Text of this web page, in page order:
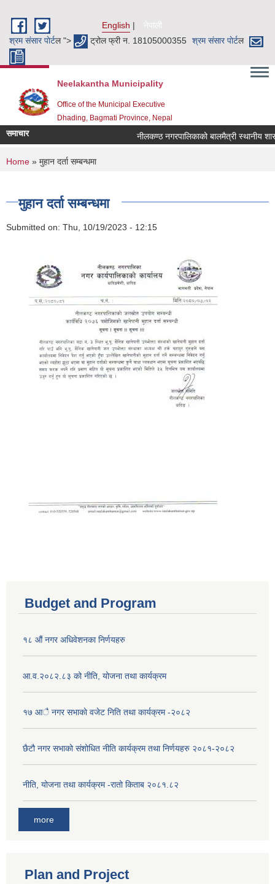
English
नेपाली
श्रम संसार पाेर्टल "> ट्रोल फ्री न. 18105000355 श्रम संसार पाेर्टल
Neelakantha Municipality
Office of the Municipal Executive
Dhading, Bagmati Province, Nepal
समाचार नीलकण्ठ नगरपालिकाको बालमैत्री स्थानीय
You are here
Home » मुहान दर्ता सम्बन्धमा
मुहान दर्ता सम्बन्धमा
Submitted on: Thu, 10/19/2023 - 12:15
Budget and Program
१८ औं नगर अधिवेशनका निर्णयहरु
आ.व.२०८२.८३ को नीति, योजना तथा कार्यक्रम
१७ आै नगर सभाकाे वजेट निति तथा कार्यक्रम -२०८२
छैटौ नगर सभाको संशोधित नीति कार्यक्रम तथा निर्णयहरु २०८१-२०८२
नीति, योजना तथा कार्यक्रम -रातो किताब २०८१.८२
more
Plan and Project